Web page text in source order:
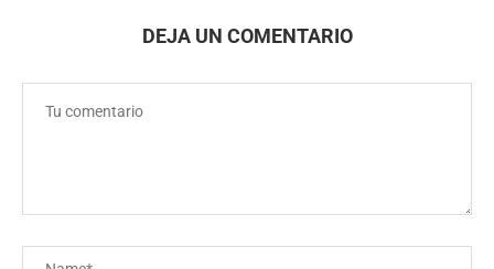
DEJA UN COMENTARIO